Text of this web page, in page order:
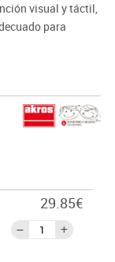
visual y táctil,
para
29.85€